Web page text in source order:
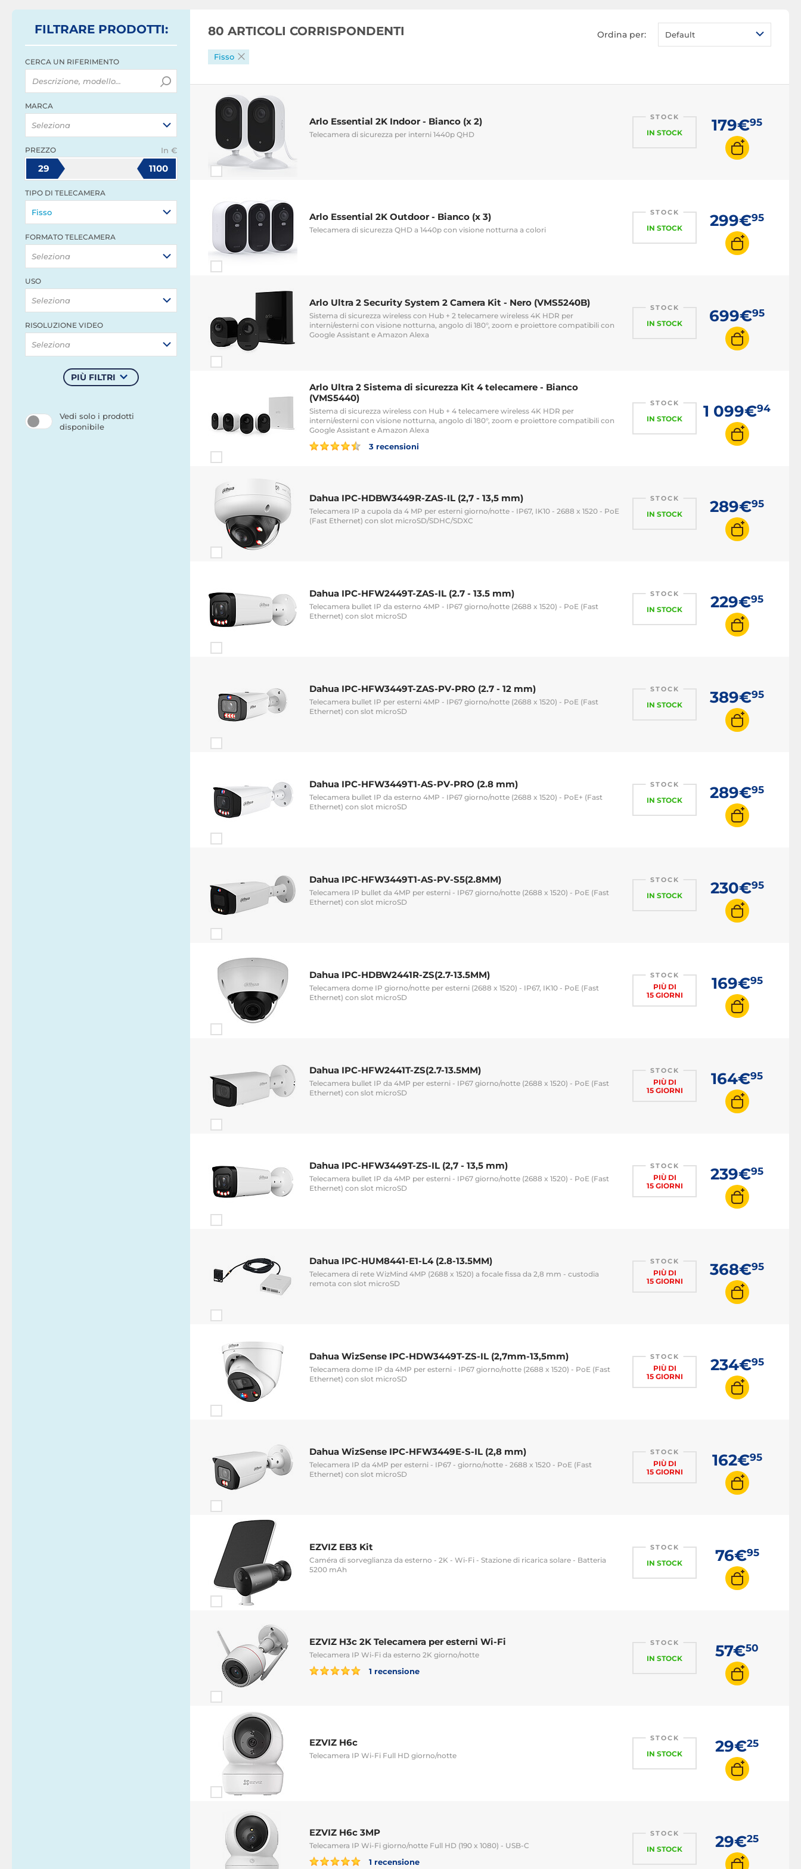
Telecamera IP PoE
FILTRARE PRODOTTI:
CERCA UN RIFERIMENTO
MARCA
Seleziona
PREZZO In €
29 1100
TIPO DI TELECAMERA
Fisso
FORMATO TELECAMERA
Seleziona
USO
Seleziona
RISOLUZIONE VIDEO
Seleziona
PIÙ FILTRI
Vedi solo i prodotti
disponibile
80 ARTICOLI CORRISPONDENTI Ordina per: Default
Fisso
Arlo Essential 2K Indoor - Bianco (x 2)
Telecamera di sicurezza per interni 1440p QHD
STOCK
IN STOCK 179€95
Arlo Essential 2K Outdoor - Bianco (x 3)
Telecamera di sicurezza QHD a 1440p con visione notturna a colori
STOCK
IN STOCK 299€95
Arlo Ultra 2 Security System 2 Camera Kit - Nero (VMS5240B)
Sistema di sicurezza wireless con Hub + 2 telecamere wireless 4K HDR per
interni/esterni con visione notturna, angolo di 180°, zoom e proiettore compatibili con
Google Assistant e Amazon Alexa
STOCK
IN STOCK 699€95
Arlo Ultra 2 Sistema di sicurezza Kit 4 telecamere - Bianco
(VMS5440)
Sistema di sicurezza wireless con Hub + 4 telecamere wireless 4K HDR per
interni/esterni con visione notturna, angolo di 180°, zoom e proiettore compatibili con
Google Assistant e Amazon Alexa
3 recensioni
STOCK
IN STOCK 1 099€94
Dahua IPC-HDBW3449R-ZAS-IL (2,7 - 13,5 mm)
Telecamera IP a cupola da 4 MP per esterni giorno/notte - IP67, IK10 - 2688 x 1520 - PoE
(Fast Ethernet) con slot microSD/SDHC/SDXC
STOCK
IN STOCK 289€95
Dahua IPC-HFW2449T-ZAS-IL (2.7 - 13.5 mm)
Telecamera bullet IP da esterno 4MP - IP67 giorno/notte (2688 x 1520) - PoE (Fast
Ethernet) con slot microSD
STOCK
IN STOCK 229€95
Dahua IPC-HFW3449T-ZAS-PV-PRO (2.7 - 12 mm)
Telecamera bullet IP per esterni 4MP - IP67 giorno/notte (2688 x 1520) - PoE (Fast
Ethernet) con slot microSD
STOCK
IN STOCK 389€95
Dahua IPC-HFW3449T1-AS-PV-PRO (2.8 mm)
Telecamera bullet IP da esterno 4MP - IP67 giorno/notte (2688 x 1520) - PoE+ (Fast
Ethernet) con slot microSD
STOCK
IN STOCK 289€95
Dahua IPC-HFW3449T1-AS-PV-S5(2.8MM)
Telecamera IP bullet da 4MP per esterni - IP67 giorno/notte (2688 x 1520) - PoE (Fast
Ethernet) con slot microSD
STOCK
IN STOCK 230€95
Dahua IPC-HDBW2441R-ZS(2.7-13.5MM)
Telecamera dome IP giorno/notte per esterni (2688 x 1520) - IP67, IK10 - PoE (Fast
Ethernet) con slot microSD
STOCK
PIÙ DI
15 GIORNI
169€95
Dahua IPC-HFW2441T-ZS(2.7-13.5MM)
Telecamera bullet IP da 4MP per esterni - IP67 giorno/notte (2688 x 1520) - PoE (Fast
Ethernet) con slot microSD
STOCK
PIÙ DI
15 GIORNI
164€95
Dahua IPC-HFW3449T-ZS-IL (2,7 - 13,5 mm)
Telecamera bullet IP da 4MP per esterni - IP67 giorno/notte (2688 x 1520) - PoE (Fast
Ethernet) con slot microSD
STOCK
PIÙ DI
15 GIORNI
239€95
Dahua IPC-HUM8441-E1-L4 (2.8-13.5MM)
Telecamera di rete WizMind 4MP (2688 x 1520) a focale fissa da 2,8 mm - custodia
remota con slot microSD
STOCK
PIÙ DI
15 GIORNI
368€95
Dahua WizSense IPC-HDW3449T-ZS-IL (2,7mm-13,5mm)
Telecamera dome IP da 4MP per esterni - IP67 giorno/notte (2688 x 1520) - PoE (Fast
Ethernet) con slot microSD
STOCK
PIÙ DI
15 GIORNI
234€95
Dahua WizSense IPC-HFW3449E-S-IL (2,8 mm)
Telecamera IP da 4MP per esterni - IP67 - giorno/notte - 2688 x 1520 - PoE (Fast
Ethernet) con slot microSD
STOCK
PIÙ DI
15 GIORNI
162€95
EZVIZ EB3 Kit
Caméra di sorveglianza da esterno - 2K - Wi-Fi - Stazione di ricarica solare - Batteria
5200 mAh
STOCK
IN STOCK 76€95
EZVIZ H3c 2K Telecamera per esterni Wi-Fi
Telecamera IP Wi-Fi da esterno 2K giorno/notte
1 recensione
STOCK
IN STOCK 57€50
EZVIZ H6c
Telecamera IP Wi-Fi Full HD giorno/notte
STOCK
IN STOCK 29€25
EZVIZ H6c 3MP
Telecamera IP Wi-Fi giorno/notte Full HD (190 x 1080) - USB-C
1 recensione
STOCK
IN STOCK 29€25